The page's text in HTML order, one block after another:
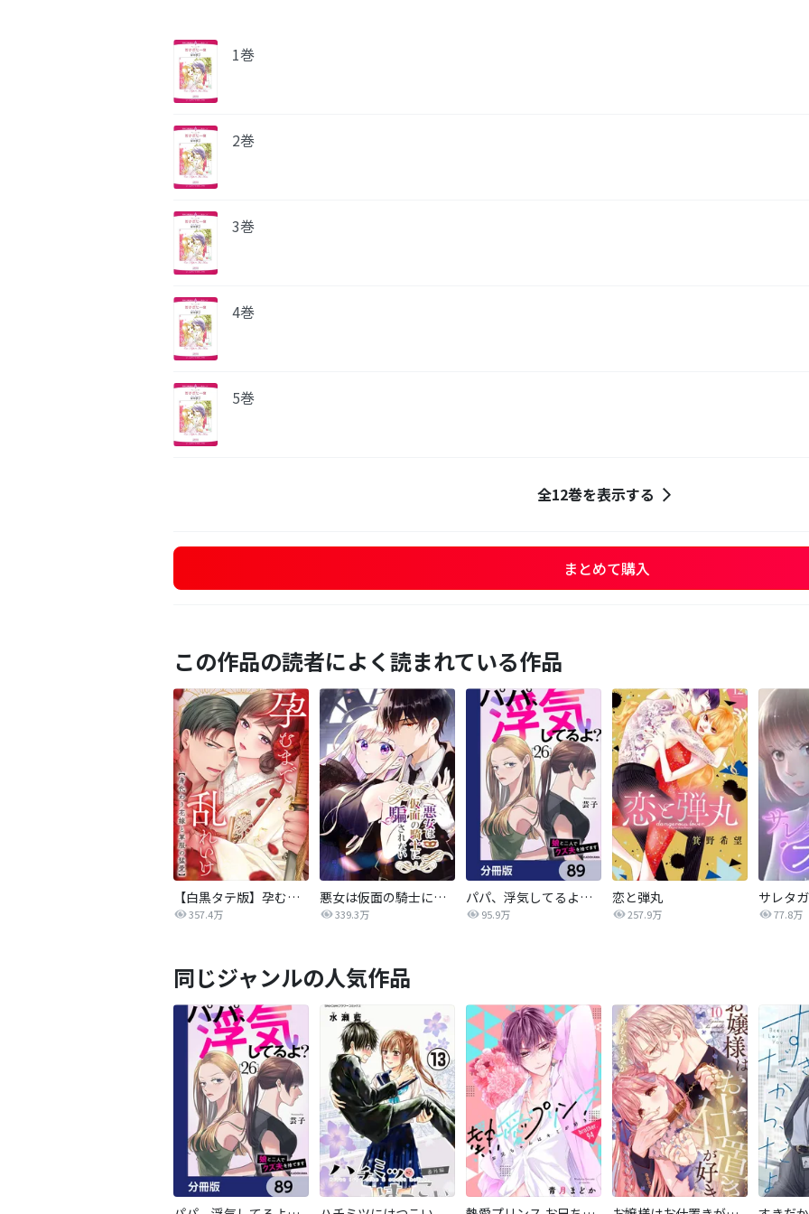
1巻
2巻
3巻
4巻
5巻
全12巻を表示する
まとめて購入
この作品の読者によく読まれている作品
【白黒タテ版】孕むまで乱れいけ～身代わり花嫁と軍服の猛愛
357.4万
悪女は仮面の騎士に騙されない
339.3万
パパ、浮気してるよ？娘と二人でクズ夫を捨てます【分冊版】
95.9万
恋と弾丸
257.9万 77.8万
同じジャンルの人気作品